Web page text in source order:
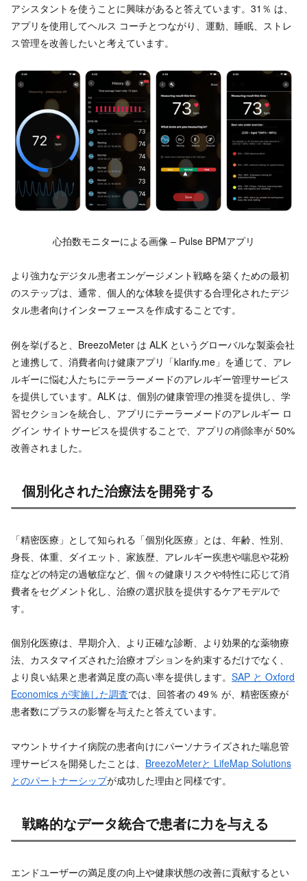
アシスタントを使うことに興味があると答えています。31％ は、
アプリを使用してヘルス コーチとつながり、運動、睡眠、ストレ
ス管理を改善したいと考えています。
心拍数モニターによる画像 – Pulse BPMアプリ
より強力なデジタル患者エンゲージメント戦略を築くための最初
のステップは、通常、個人的な体験を提供する合理化されたデジ
タル患者向けインターフェースを作成することです。
例を挙げると、BreezoMeter は ALK というグローバルな製薬会社
と連携して、消費者向け健康アプリ「klarify.me」を通じて、アレ
ルギーに悩む人たちにテーラーメードのアレルギー管理サービス
を提供しています。ALK は、個別の健康管理の推奨を提供し、学
習セクションを統合し、アプリにテーラーメードのアレルギー ロ
グイン サイトサービスを提供することで、アプリの削除率が 50%
改善されました。
個別化された治療法を開発する
「精密医療」として知られる「個別化医療」とは、年齢、性別、
身長、体重、ダイエット、家族歴、アレルギー疾患や喘息や花粉
症などの特定の過敏症など、個々の健康リスクや特性に応じて消
費者をセグメント化し、治療の選択肢を提供するケアモデルで
す。
個別化医療は、早期介入、より正確な診断、より効果的な薬物療
法、カスタマイズされた治療オプションを約束するだけでなく、
より良い結果と患者満足度の高い率を提供します。 SAP と Oxford
Economics が実施した調査では、回答者の 49％ が、精密医療が
患者数にプラスの影響を与えたと答えています。
マウントサイナイ病院の患者向けにパーソナライズされた喘息管
理サービスを開発したことは、 BreezoMeterと LifeMap Solutions
とのパートナーシップが成功した理由と同様です。
戦略的なデータ統合で患者に力を与える
エンドユーザーの満足度の向上や健康状態の改善に貢献するとい